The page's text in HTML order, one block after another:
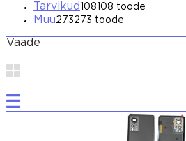
Tarvikud 108 108 toode
Muu273273 toode
Vaade